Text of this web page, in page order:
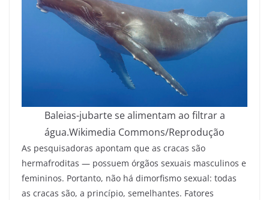
Baleias-jubarte se alimentam ao filtrar a
água.Wikimedia Commons/Reprodução
As pesquisadoras apontam que as cracas são
hermafroditas — possuem órgãos sexuais masculinos e
femininos. Portanto, não há dimorfismo sexual: todas
as cracas são, a princípio, semelhantes. Fatores